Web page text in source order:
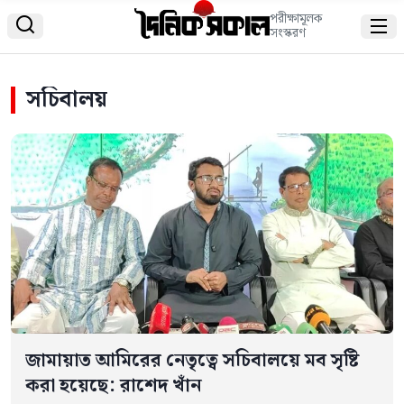
 পরীক্ষামূলক
সংস্করণ 
সচিবালয়
জামায়াত আমিরের নেতৃত্বে সচিবালয়ে মব সৃষ্টি
করা হয়েছে: রাশেদ খাঁন